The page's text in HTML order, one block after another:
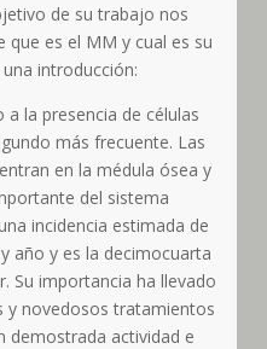
de su trabajo nos
que es el MM y cual es su
introducción:
a la presencia de células
más frecuente. Las
en la médula ósea y
del sistema
incidencia estimada de
año y es la decimocuarta
Su importancia ha llevado
y novedosos tratamientos
demostrada actividad e